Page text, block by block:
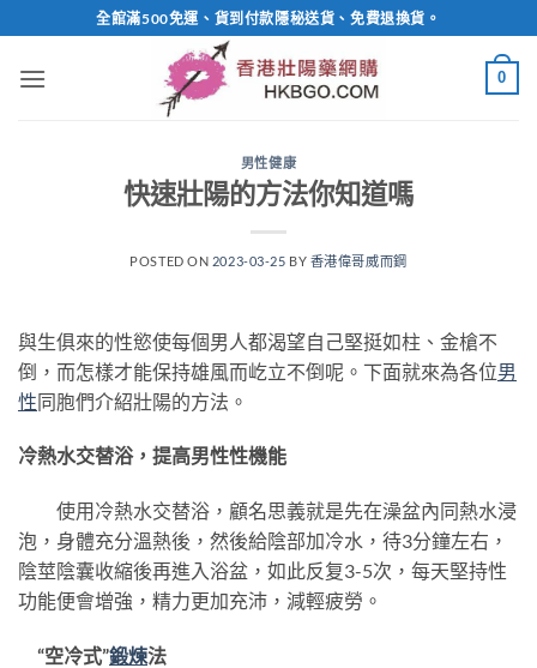
to
content
全館滿500免運、貨到付款隱秘送貨、免費退換貨。
0
男性健康
快速壯陽的方法你知道嗎
POSTED ON 2023-03-25 BY 香港偉哥威而鋼
與生俱來的性慾使每個男人都渴望自己堅挺如柱、金槍不
倒，而怎樣才能保持雄風而屹立不倒呢。下面就來為各位男
性同胞們介紹壯陽的方法。
冷熱水交替浴，提高男性性機能
使用冷熱水交替浴，顧名思義就是先在澡盆內同熱水浸
泡，身體充分溫熱後，然後給陰部加冷水，待3分鐘左右，
陰莖陰囊收縮後再進入浴盆，如此反复3-5次，每天堅持性
功能便會增強，精力更加充沛，減輕疲勞。
“空冷式”鍛煉法